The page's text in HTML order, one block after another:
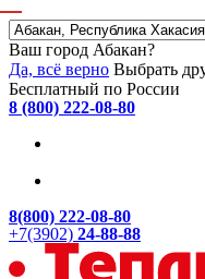
Ваш город Абакан?
Да, всё верно Выбрать
Бесплатный по России
8 (800) 222-08-80
8(800) 222-08-80
+7(3902) 24-88-88